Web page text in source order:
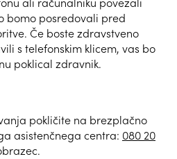
bomo posredovali pred
Če boste zdravstveno
s telefonskim klicem, vas bo
poklical zdravnik.
pokličite na brezplačno
asistenčnega centra: 080 20